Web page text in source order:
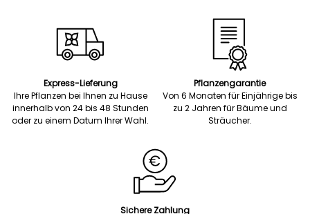
Express-Lieferung
Ihre Pflanzen bei Ihnen zu Hause
innerhalb von 24 bis 48 Stunden
oder zu einem Datum Ihrer Wahl.
Pflanzengarantie
Von 6 Monaten für Einjährige bis
zu 2 Jahren für Bäume und
Sträucher.
Sichere Zahlung